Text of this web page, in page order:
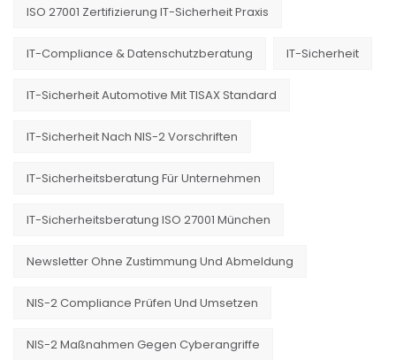
ISO 27001 Zertifizierung IT-Sicherheit Praxis
IT-Compliance & Datenschutzberatung IT-Sicherheit
IT-Sicherheit Automotive Mit TISAX Standard
IT-Sicherheit Nach NIS-2 Vorschriften
IT-Sicherheitsberatung Für Unternehmen
IT-Sicherheitsberatung ISO 27001 München
Newsletter Ohne Zustimmung Und Abmeldung
NIS-2 Compliance Prüfen Und Umsetzen
NIS-2 Maßnahmen Gegen Cyberangriffe